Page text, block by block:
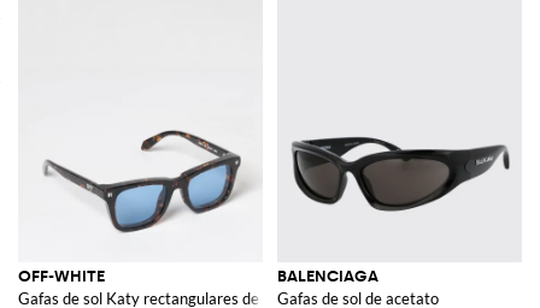
OFF-WHITE
Gafas de sol Katy rectangulares de acetato carey
BALENCIAGA
Gafas de sol de acetato